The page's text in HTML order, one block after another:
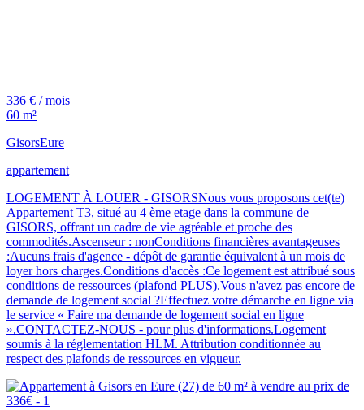
336 € / mois
60 m²
GisorsEure
appartement
LOGEMENT À LOUER - GISORSNous vous proposons cet(te)
Appartement T3, situé au 4 ème etage dans la commune de
GISORS, offrant un cadre de vie agréable et proche des
commodités.Ascenseur : nonConditions financières avantageuses
:Aucuns frais d'agence - dépôt de garantie équivalent à un mois de
loyer hors charges.Conditions d'accès :Ce logement est attribué sous
conditions de ressources (plafond PLUS).Vous n'avez pas encore de
demande de logement social ?Effectuez votre démarche en ligne via
le service « Faire ma demande de logement social en ligne
».CONTACTEZ-NOUS - pour plus d'informations.Logement
soumis à la réglementation HLM. Attribution conditionnée au
respect des plafonds de ressources en vigueur.